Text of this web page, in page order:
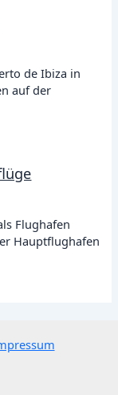
de Ibiza in
auf der
Flughafen
Hauptflughafen